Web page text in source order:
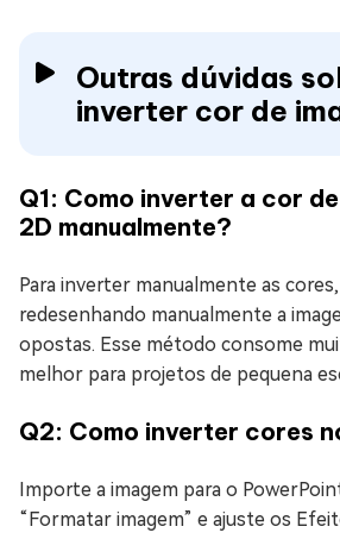
Outras dúvidas
inverter cor de
Q1: Como inverter a cor
2D manualmente?
Para inverter manualmente as
redesenhando manualmente a
opostas. Esse método consome
melhor para projetos de pequena
Q2: Como inverter cores
Importe a imagem para o
“Formatar imagem” e ajuste os